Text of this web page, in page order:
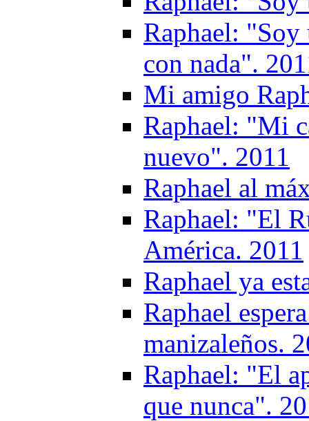
Raphael:
con nada".
Mi amigo
Raphael: "Mi
nuevo". 2011
Raphael al
Raphael: "El
América. 2011
Raphael ya
Raphael
manizaleños.
Raphael: "El
que nunca".